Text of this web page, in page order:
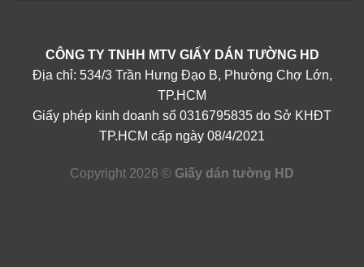
CÔNG TY TNHH MTV GIẤY DÁN TƯỜNG HD
Địa chỉ: 534/3 Trần Hưng Đạo B, Phường Chợ Lớn,
TP.HCM
Giấy phép kinh doanh số 0316795835 do Sở KHĐT
TP.HCM cấp ngày 08/4/2021
Copyright 2026 © Giấy dán tường HD